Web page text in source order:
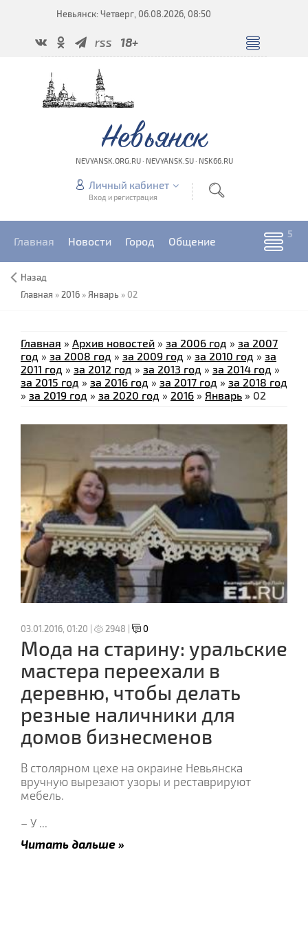
Невьянск: Четверг, 06.08.2026, 08:50
rss 18+
Невьянск
NEVYANSK.ORG.RU · NEVYANSK.SU · NSK66.RU
Личный кабинет
Вход и регистрация
Главная Новости Город Общение
Назад
Главная » 2016 » Январь » 02
Главная » Архив новостей » за 2006 год » за 2007
год » за 2008 год » за 2009 год » за 2010 год » за
2011 год » за 2012 год » за 2013 год » за 2014 год »
за 2015 год » за 2016 год » за 2017 год » за 2018 год
» за 2019 год » за 2020 год » 2016 » Январь » 02
03.01.2016, 01:20 | 2948 | 0
Мода на старину: уральские
мастера переехали в
деревню, чтобы делать
резные наличники для
домов бизнесменов
В столярном цехе на окраине Невьянска
вручную вырезают узоры и реставрируют
мебель.
– У ...
Читать дальше »